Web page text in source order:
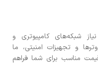
شبکه‌های کامپیوتری و
و تجهیزات امنیتی، ما
مناسب برای شما فراهم